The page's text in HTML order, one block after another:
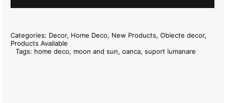
Categories: Decor, Home Deco, New Products, Obiecte decor,
Products Available
Tags: home deco, moon and sun, oanca, suport lumanare